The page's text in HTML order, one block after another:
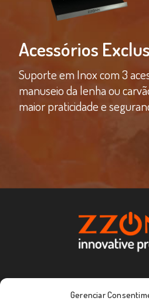
Gerenciar
Acessórios
Suporte em Inox com 3
manuseio da lenha ou
maior praticidade e
Redes